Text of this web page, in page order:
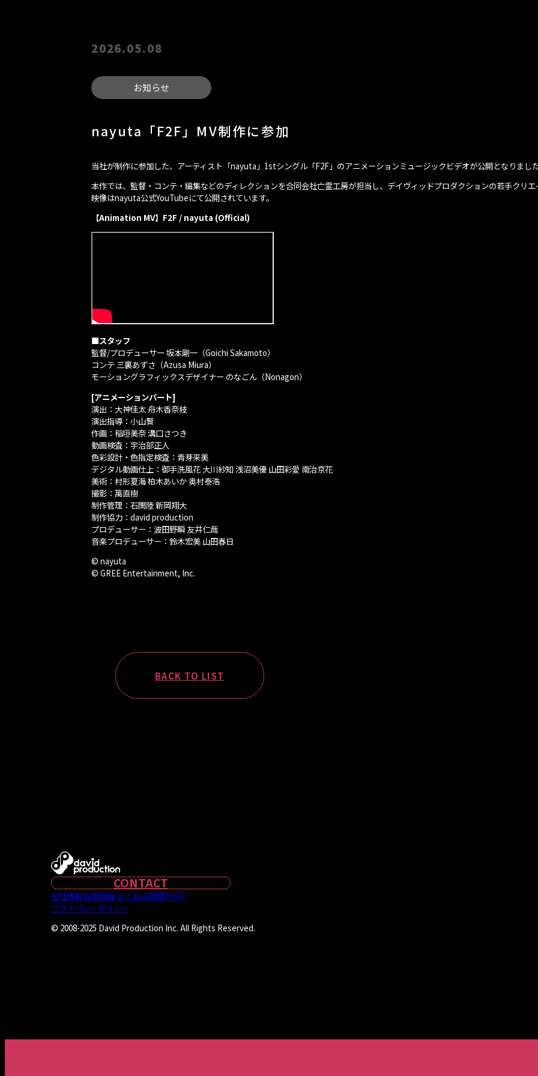
2026.05.08
お知らせ
nayuta「F2F」MV制作に参加
当社が制作に参加した、アーティスト「nayuta」1stシングル「F2F」のアニメーションミュージックビデオが公開となりました
本作では、監督・コンテ・編集などのディレクションを合同会社亡霊工房が担当し、デイヴィッドプロダクションの若手クリエ
映像はnayuta公式YouTubeにて公開されています。
【Animation MV】F2F / nayuta (Official)
■スタッフ
監督/プロデューサー 坂本剛一（Goichi Sakamoto）
コンテ 三裏あずさ（Azusa Miura）
モーショングラフィックスデザイナー のなごん（Nonagon）
[アニメーションパート]
演出：大神佳太 舟木香奈枝
演出指導：小山賢
作画：稲垣美奈 溝口さつき
動画検査：宇治部正人
色彩設計・色指定検査：青芽来美
デジタル動画仕上：御手洗風花 大川紗知 浅沼美優 山田彩愛 南治京花
美術：村形夏海 柏木あいか 奥村泰浩
撮影：萬直樹
制作管理：石関陸 新岡翔大
制作協力：david production
プロデューサー：波田野瞬 友井仁哉
音楽プロデューサー：鈴木宏美 山田春日
© nayuta
© GREE Entertainment, Inc.
BACK TO LIST
CONTACT
会社情報採用情報 よくある質問(FAQ)
プライバシーポリシー
© 2008-2025 David Production Inc. All Rights Reserved.